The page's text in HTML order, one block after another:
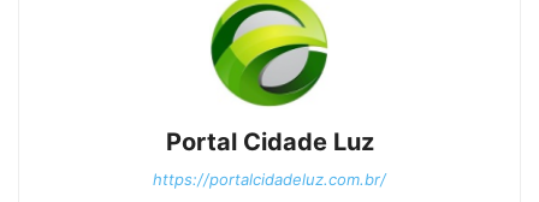
Portal Cidade Luz
https://portalcidadeluz.com.br/